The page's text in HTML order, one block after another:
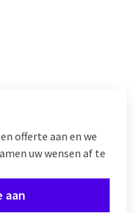
offerte aan en we
uw wensen af te
aan